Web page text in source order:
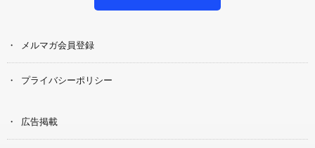
メルマガ会員登録
プライバシーポリシー
広告掲載